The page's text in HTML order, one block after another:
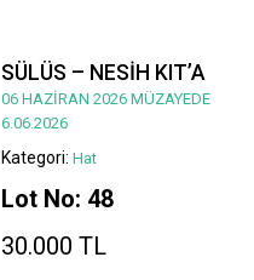
SÜLÜS – NESİH KIT’A
06 HAZİRAN 2026 MÜZAYEDE
6.06.2026
Kategori: Hat
Lot No: 48
30.000 TL